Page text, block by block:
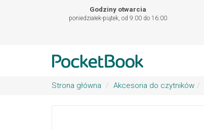
Godziny otwarcia
poniedziałek-piątek, od 9:00 do 16:00
Strona główna Akcesoria do czytników